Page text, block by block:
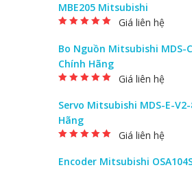
MBE205 Mitsubishi
Giá liên hệ
Bo Nguồn Mitsubishi MDS-
Chính Hãng
Giá liên hệ
Servo Mitsubishi MDS-E-
Hãng
Giá liên hệ
Encoder Mitsubishi